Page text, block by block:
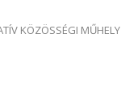
KÖZÖSSÉGI MŰHELY